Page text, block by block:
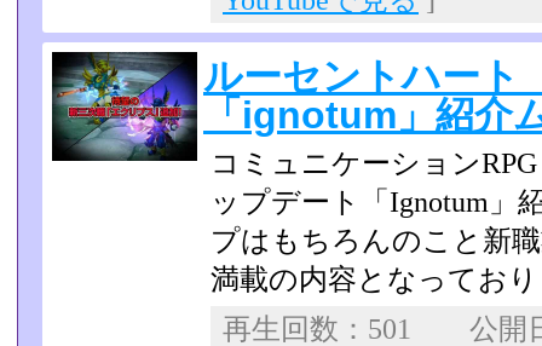
ルーセントハー
「ignotum」紹介
コミュニケーション
ップデート「Ignotum」
プはもちろんのこと新
満載の内容となってお
再生回数：501 公開